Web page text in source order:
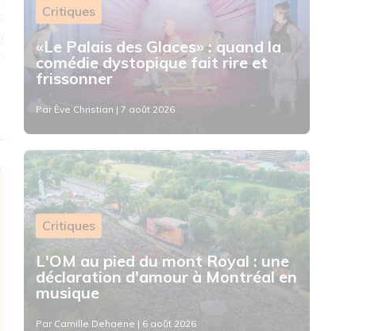
Critiques
«Le Palais des Glaces» : quand la
comédie dystopique fait rire et
frissonner
Par Ève Christian | 7 août 2026
Critiques
L'OM au pied du mont Royal : une
déclaration d'amour à Montréal en
musique
Par Camille Dehaene | 6 août 2026